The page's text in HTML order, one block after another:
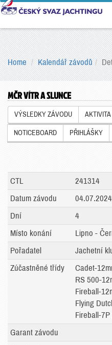
Home Kalendář závodů
MČR VÍTR A SLUNCE
VÝSLEDKY ZÁVODU AKTIVITA
NOTICEBOARD PŘIHLÁŠKY
CTL
241314
Datum závodu
04.07.2024
Dní
4
Místo konání
Lipno -
Pořadatel
Jachetní
Zúčastněné třídy
Cadet-
RS 500-
Fireball-
Flying
Fireball-7P
Garant závodu